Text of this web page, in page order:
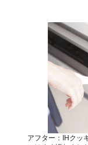
アフター：IHクッ